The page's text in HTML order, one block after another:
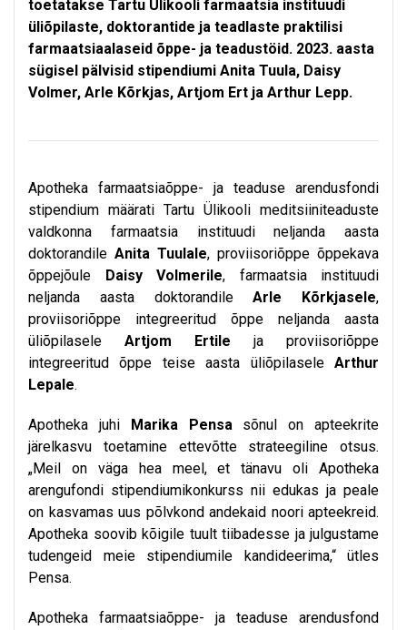
toetatakse Tartu Ülikooli farmaatsia instituudi
üliõpilaste, doktorantide ja teadlaste praktilisi
farmaatsiaalaseid õppe- ja teadustöid. 2023. aasta
sügisel pälvisid stipendiumi Anita Tuula, Daisy
Volmer, Arle Kõrkjas, Artjom Ert ja Arthur Lepp.
Apotheka farmaatsiaõppe- ja teaduse arendusfondi
stipendium määrati Tartu Ülikooli meditsiiniteaduste
valdkonna farmaatsia instituudi neljanda aasta
doktorandile Anita Tuulale, proviisoriõppe õppekava
õppejõule Daisy Volmerile, farmaatsia instituudi
neljanda aasta doktorandileArle Kõrkjasele,
proviisoriõppe integreeritud õppe neljanda aasta
üliõpilasele Artjom Ertile ja proviisoriõppe
integreeritud õppe teise aasta üliõpilasele Arthur
Lepale.
Apotheka juhi Marika Pensa sõnul on apteekrite
järelkasvu toetamine ettevõtte strateegiline otsus.
„Meil on väga hea meel, et tänavu oli Apotheka
arengufondi stipendiumikonkurss nii edukas ja peale
on kasvamas uus põlvkond andekaid noori apteekreid.
Apotheka soovib kõigile tuult tiibadesse ja julgustame
tudengeid meie stipendiumile kandideerima,“ ütles
Pensa.
Apotheka farmaatsiaõppe- ja teaduse arendusfond